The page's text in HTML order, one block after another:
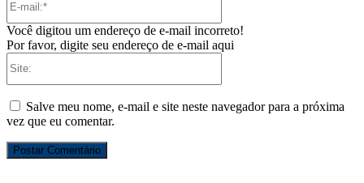
Você digitou um endereço de e-mail incorreto!
Por favor, digite seu endereço de e-mail aqui
Salve meu nome, e-mail e site neste navegador para a próxima
vez que eu comentar.